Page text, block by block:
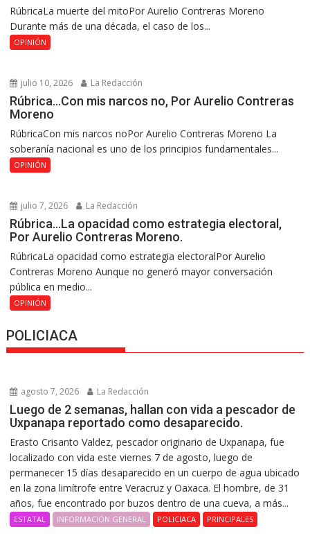
RúbricaLa muerte del mitoPor Aurelio Contreras Moreno
Durante más de una década, el caso de los...
OPINIÓN
julio 10, 2026 La Redacción
Rúbrica…Con mis narcos no, Por Aurelio Contreras
Moreno
RúbricaCon mis narcos noPor Aurelio Contreras Moreno La
soberanía nacional es uno de los principios fundamentales...
OPINIÓN
julio 7, 2026 La Redacción
Rúbrica…La opacidad como estrategia electoral,
Por Aurelio Contreras Moreno.
RúbricaLa opacidad como estrategia electoralPor Aurelio
Contreras Moreno Aunque no generó mayor conversación
pública en medio...
OPINIÓN
POLICIACA
agosto 7, 2026 La Redacción
Luego de 2 semanas, hallan con vida a pescador de
Uxpanapa reportado como desaparecido.
Erasto Crisanto Valdez, pescador originario de Uxpanapa, fue
localizado con vida este viernes 7 de agosto, luego de
permanecer 15 días desaparecido en un cuerpo de agua ubicado
en la zona limítrofe entre Veracruz y Oaxaca. El hombre, de 31
años, fue encontrado por buzos dentro de una cueva, a más...
ESTATAL INFORMACIÓN GENERAL POLICIACA PRINCIPALES